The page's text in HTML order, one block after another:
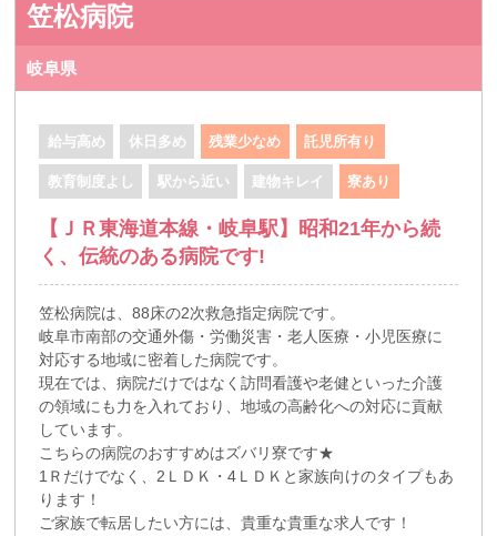
笠松病院
岐阜県
給与高め 休日多め 残業少なめ 託児所有り
教育制度よし 駅から近い 建物キレイ 寮あり
【ＪＲ東海道本線・岐阜駅】昭和21年から続
く、伝統のある病院です!
笠松病院は、88床の2次救急指定病院です。
岐阜市南部の交通外傷・労働災害・老人医療・小児医療に
対応する地域に密着した病院です。
現在では、病院だけではなく訪問看護や老健といった介護
の領域にも力を入れており、地域の高齢化への対応に貢献
しています。
こちらの病院のおすすめはズバリ寮です★
1Ｒだけでなく、2ＬＤＫ・4ＬＤＫと家族向けのタイプもあ
ります！
ご家族で転居したい方には、貴重な貴重な求人です！